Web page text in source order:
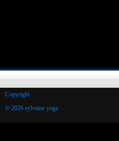
Copyright
© 2026 sylvaine yoga.